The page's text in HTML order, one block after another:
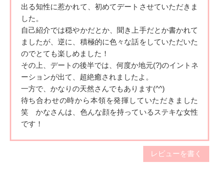
Q.好きな音楽（ジャンルやアーティスト）は何ですか
A. 昭和歌謡曲
Q.好きなテレビ番組・映画は何ですか
A. ハリーポッター、ジブリ、ディズニー
Q.好きな芸能人は誰ですか
A. 冨永愛さん、シシドカフカさん
Q.好きなスポーツは何ですか
出る知性に惹かれて、初めてデートさせていただきま
した。
自己紹介では穏やかだとか、聞き上手だとか書かれて
ましたが、逆に、積極的に色々な話をしていただいた
のでとても楽しめました！
その上、 デートの後半では、何度か地元(?)のイントネ
ーションが出て、 超絶癒されましたよ。
一方で、かなりの天然さんでもあります(^^)
待ち合わせの時から本領を発揮していただきました
笑 かなさんは、色んな顔を持っているステキな女性
です！
レビューを書く